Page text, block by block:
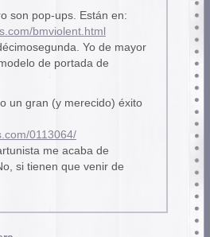
son pop-ups. Están en:
bmviolent.html
Yo de mayor
de portada de
un gran (y merecido) éxito
0113064/
me acaba de
si tienen que venir de